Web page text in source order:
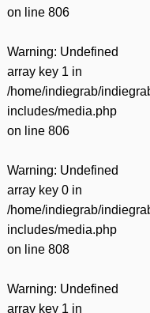
on line 806
Warning: Undefined
array key 1 in
/home/indiegrab/
includes/media.php
on line 806
Warning: Undefined
array key 0 in
/home/indiegrab/
includes/media.php
on line 808
Warning: Undefined
array key 1 in